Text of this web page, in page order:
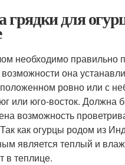
для
необходимо правильно
она
ровно или с
или юго-восток. Должна
возможность
как огурцы родом из
является теплый и
в теплице.